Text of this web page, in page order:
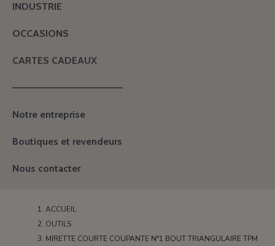
INDUSTRIE
OCCASIONS
CARTES CADEAUX
———————————————
Notre entreprise
Boutiques et revendeurs
Nous contacter
ACCUEIL
OUTILS
MIRETTE COURTE COUPANTE N°1 BOUT TRIANGULAIRE TPM